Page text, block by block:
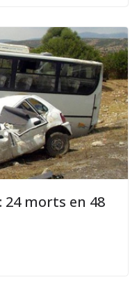
morts en 48